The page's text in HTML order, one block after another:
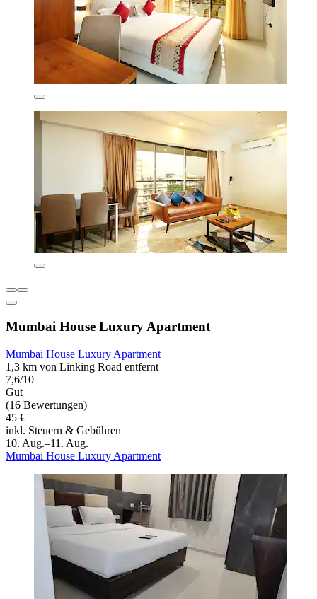
Mumbai House Luxury Apartment
Mumbai House Luxury Apartment
1,3 km von Linking Road entfernt
7,6/10
Gut
(16 Bewertungen)
45 €
inkl. Steuern & Gebühren
10. Aug.–11. Aug.
Mumbai House Luxury Apartment